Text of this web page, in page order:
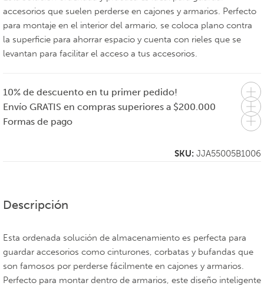
accesorios que suelen perderse en cajones y armarios. Perfecto
para montaje en el interior del armario, se coloca plano contra
la superficie para ahorrar espacio y cuenta con rieles que se
levantan para facilitar el acceso a tus accesorios.
10% de descuento en tu primer pedido!
Envío GRATIS en compras superiores a $200.000
Formas de pago
SKU: JJA55005B1006
Descripción
Esta ordenada solución de almacenamiento es perfecta para
guardar accesorios como cinturones, corbatas y bufandas que
son famosos por perderse fácilmente en cajones y armarios.
Perfecto para montar dentro de armarios, este diseño inteligente